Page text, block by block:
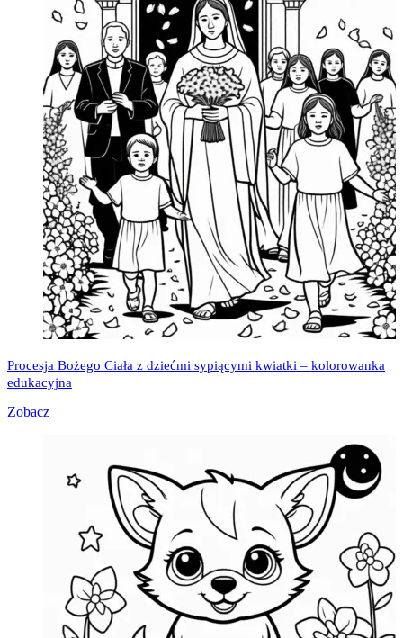
Procesja Bożego Ciała z dziećmi sypiącymi kwiatki – kolorowanka
edukacyjna
Zobacz